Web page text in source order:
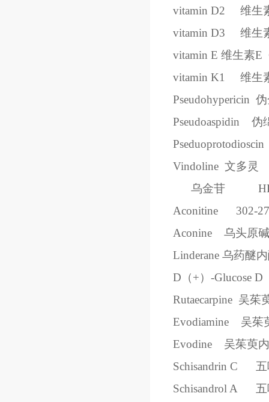
vitamin D2
维生
vitamin D3
维生
vitamin E 维生素E
vitamin K1
维生
Pseudohypericin
Pseudoaspidin
伪
Pseduoprotodioscin
Vindoline 文多灵
乌金苷
Aconitine
302-
Aconine
乌头原碱
Linderane 乌药醚
D（+）-Glucose D
Rutaecarpine 吴茱
Evodiamine
吴茱
Evodine
吴茱萸
Schisandrin C
Schisandrol A